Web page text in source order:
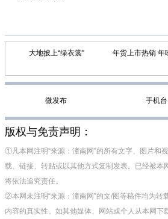
大地披上“绿衣裳” 年货上市热销 年
微发布 手机台
版权与免责声明：
①凡本网注明“来源：潼南网”的所有文字、图片和
载、链接、转贴或以其他方式复制发表。已经被本
将依法追究责任。
②本网未注明“来源：潼南网”的文/图等稿件均为
内容的真实性。如其他媒体、网站或个人从本网下